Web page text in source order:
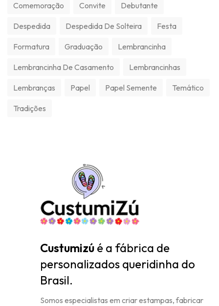
Comemoração Convite Debutante
Despedida Despedida De Solteira Festa
Formatura Graduação Lembrancinha
Lembrancinha De Casamento Lembrancinhas
Lembranças Papel Papel Semente Temático
Tradições
Custumizú é a fábrica de
personalizados queridinha do
Brasil.
Somos especialistas em criar estampas, fabricar